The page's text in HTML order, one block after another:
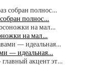
полнос…
на мал…
— идеальная…